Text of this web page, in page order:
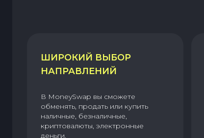
ШИРОКИЙ ВЫБОР
НАПРАВЛЕНИЙ
В MoneySwap вы сможете
обменять, продать или купить
наличные, безналичные,
криптовалюты, электронные
деньги.